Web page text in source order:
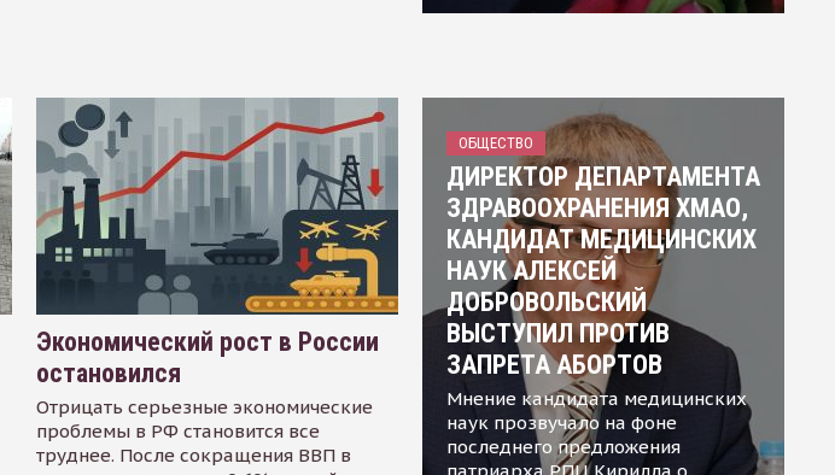
Экономический рост в России
остановился
Отрицать серьезные экономические
проблемы в РФ становится все
труднее. После сокращения ВВП в
ОБЩЕСТВО
ДИРЕКТОР ДЕПАРТАМЕНТА
ЗДРАВООХРАНЕНИЯ ХМАО,
КАНДИДАТ МЕДИЦИНСКИХ
НАУК АЛЕКСЕЙ
ДОБРОВОЛЬСКИЙ
ВЫСТУПИЛ ПРОТИВ
ЗАПРЕТА АБОРТОВ
Мнение кандидата медицинских
наук прозвучало на фоне
последнего предложения